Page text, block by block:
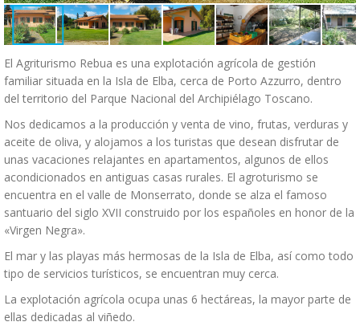
El Agriturismo Rebua es una explotación agrícola de gestión
familiar situada en la Isla de Elba, cerca de Porto Azzurro, dentro
del territorio del Parque Nacional del Archipiélago Toscano.
Nos dedicamos a la producción y venta de vino, frutas, verduras y
aceite de oliva, y alojamos a los turistas que desean disfrutar de
unas vacaciones relajantes en apartamentos, algunos de ellos
acondicionados en antiguas casas rurales. El agroturismo se
encuentra en el valle de Monserrato, donde se alza el famoso
santuario del siglo XVII construido por los españoles en honor de la
«Virgen Negra».
El mar y las playas más hermosas de la Isla de Elba, así como todo
tipo de servicios turísticos, se encuentran muy cerca.
La explotación agrícola ocupa unas 6 hectáreas, la mayor parte de
ellas dedicadas al viñedo.